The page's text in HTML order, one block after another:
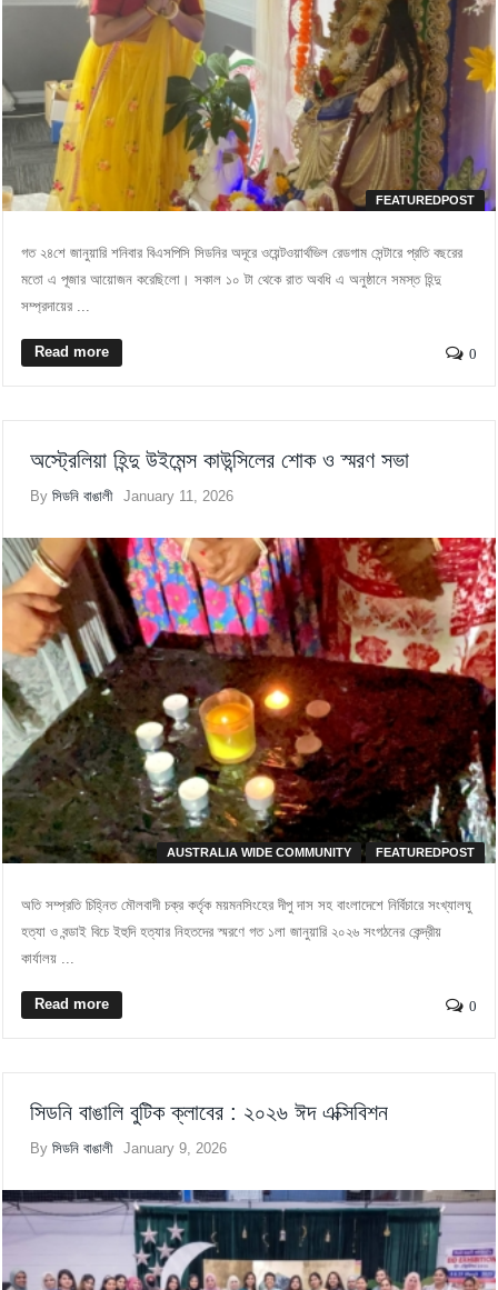
FEATUREDPOST
গত ২৪শে জানুয়ারি শনিবার বিএসপিসি সিডনির অদূরে ওয়েন্টওয়ার্থভিল রেডগাম সেন্টারে প্রতি বছরের
মতো এ পূজার আয়োজন করেছিলো। সকাল ১০ টা থেকে রাত অবধি এ অনুষ্ঠানে সমস্ত হিন্দু
সম্প্রদায়ের ...
Read more 0
অস্ট্রেলিয়া হিন্দু উইমেন্স কাউন্সিলের শোক ও স্মরণ সভা
Byসিডনি বাঙালী January 11, 2026
AUSTRALIA WIDE COMMUNITY FEATUREDPOST
অতি সম্প্রতি চিহ্নিত মৌলবাদী চক্র কর্তৃক ময়মনসিংহের দীপু দাস সহ বাংলাদেশে নির্বিচারে সংখ্যালঘু
হত্যা ও বন্ডাই বিচে ইহুদি হত্যার নিহতদের স্মরণে গত ১লা জানুয়ারি ২০২৬ সংগঠনের কেন্দ্রীয়
কার্যালয় ...
Read more 0
সিডনি বাঙালি বুটিক ক্লাবের : ২০২৬ ঈদ এক্সিবিশন
Byসিডনি বাঙালী January 9, 2026